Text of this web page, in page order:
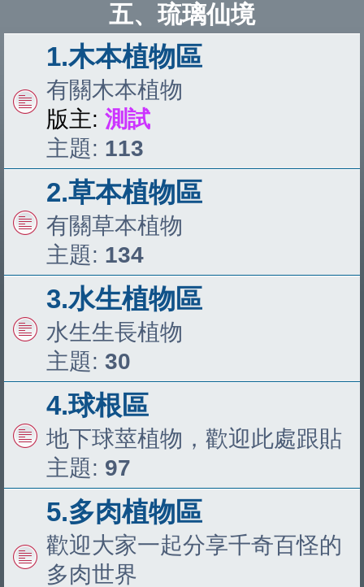
五、琉璃仙境
1.木本植物區
有關木本植物
版主: 測試
主題: 113
2.草本植物區
有關草本植物
主題: 134
3.水生植物區
水生生長植物
主題: 30
4.球根區
地下球莖植物，歡迎此處跟貼
主題: 97
5.多肉植物區
歡迎大家一起分享千奇百怪的
多肉世界